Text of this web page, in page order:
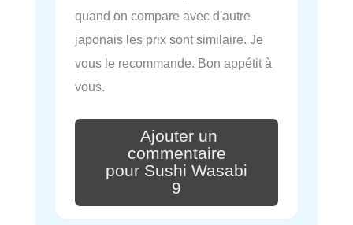
quand on compare avec d'autre
japonais les prix sont similaire. Je
vous le recommande. Bon appétit à
vous.
Ajouter un
commentaire
pour Sushi Wasabi
9